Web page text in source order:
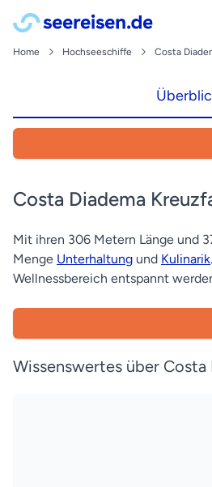
Home Hochseeschiffe Costa
Costa Diadema
Mit ihren 306 Metern Länge und
Menge Unterhaltung und Kulinarik
Wellnessbereich entspannt
Wissenswertes über Costa